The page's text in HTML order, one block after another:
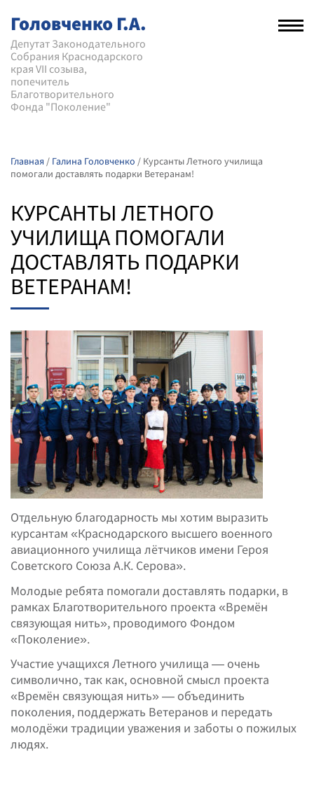
Головченко Г.А.
Депутат Законодательного
Собрания Краснодарского
края VII созыва,
попечитель
Благотворительного
Фонда "Поколение"
Главная / Галина Головченко / Курсанты Летного училища
помогали доставлять подарки Ветеранам!
КУРСАНТЫ ЛЕТНОГО
УЧИЛИЩА ПОМОГАЛИ
ДОСТАВЛЯТЬ ПОДАРКИ
ВЕТЕРАНАМ!
Отдельную благодарность мы хотим выразить
курсантам «Краснодарского высшего военного
авиационного училища лётчиков имени Героя
Советского Союза А.К. Серова».
Молодые ребята помогали доставлять подарки, в
рамках Благотворительного проекта «Времён
связующая нить», проводимого Фондом
«Поколение».
Участие учащихся Летного училища — очень
символично, так как, основной смысл проекта
«Времён связующая нить» — объединить
поколения, поддержать Ветеранов и передать
молодёжи традиции уважения и заботы о пожилых
людях.